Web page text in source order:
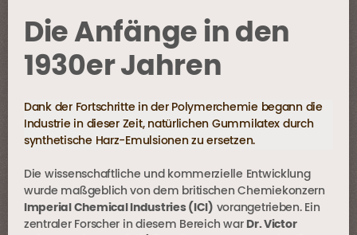
Die Anfänge in den
1930er Jahren
Dank der Fortschritte in der Polymerchemie begann die
Industrie in dieser Zeit, natürlichen Gummilatex durch
synthetische Harz-Emulsionen zu ersetzen.
Die wissenschaftliche und kommerzielle Entwicklung
wurde maßgeblich von dem britischen Chemiekonzern
Imperial Chemical Industries (ICI) vorangetrieben. Ein
zentraler Forscher in diesem Bereich war Dr. Victor